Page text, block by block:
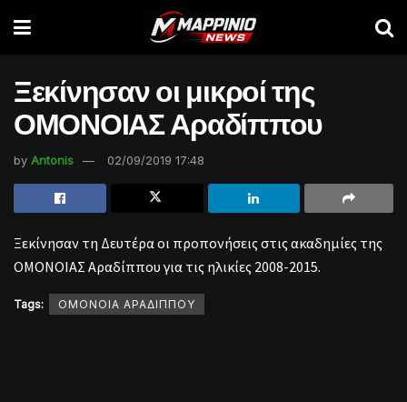
Ξεκίνησαν οι μικροί της
ΟΜΟΝΟΙΑΣ Αραδίππου
by Antonis 02/09/2019 17:48
Ξεκίνησαν τη Δευτέρα οι προπονήσεις στις ακαδημίες της
ΟΜΟΝΟΙΑΣ Αραδίππου για τις ηλικίες 2008-2015.
Tags: ΟΜΟΝΟΙΑ ΑΡΑΔΙΠΠΟΥ